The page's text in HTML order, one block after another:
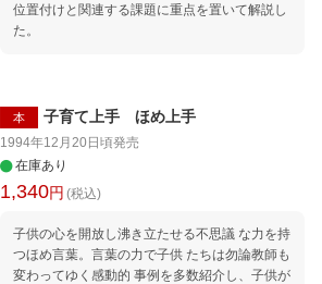
位置付けと関連する課題に重点を置いて解説し
た。
本 子育て上手 ほめ上手
1994年12月20日頃発売
在庫あり
1,340円 (税込)
子供の心を開放し沸き立たせる不思議 な力を持
つほめ言葉。言葉の力で子供 たちは勿論教師も
変わってゆく感動的 事例を多数紹介し、子供が